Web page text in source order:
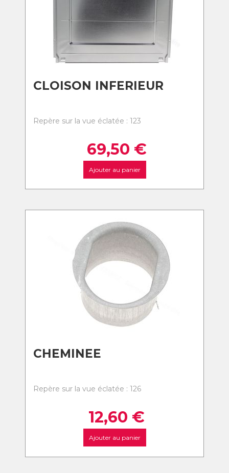
CLOISON INFERIEUR
Repère sur la vue éclatée : 123
69,50 €
Ajouter au panier
CHEMINEE
Repère sur la vue éclatée : 126
12,60 €
Ajouter au panier